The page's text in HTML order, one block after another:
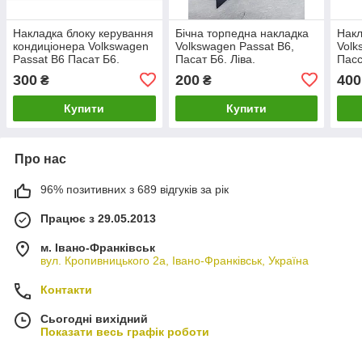
Накладка блоку керування
кондиціонера Volkswagen
Passat B6 Пасат Б6.
300 ₴
Купити
Бічна торпедна накладка
Volkswagen Passat B6,
Пасат Б6. Ліва.
200₴
Купити
400
Про нас
96% позитивних з 689 відгуків за рік
Працює з 29.05.2013
м. Івано-Франківськ
вул. Кропивницького 2а, Івано-Франківськ, Україна
Контакти
Сьогодні вихідний
Показати весь графік роботи